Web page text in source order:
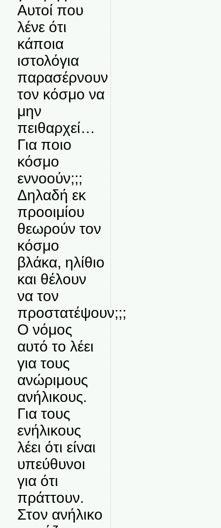
Αυτοί που
λένε ότι
κάποια
ιστολόγια
παρασέρνουν
τον κόσμο να
μην
πειθαρχεί…
Για ποιο
κόσμο
εννοούν;;;
Δηλαδή εκ
προοιμίου
θεωρούν τον
κόσμο
βλάκα, ηλίθιο
και θέλουν
να τον
προστατέψουν;;;
Ο νόμος
αυτό το λέει
για τους
ανώριμους
ανήλικους.
Για τους
ενήλικους
λέει ότι είναι
υπεύθυνοι
για ότι
πράττουν.
Στον ανήλικο